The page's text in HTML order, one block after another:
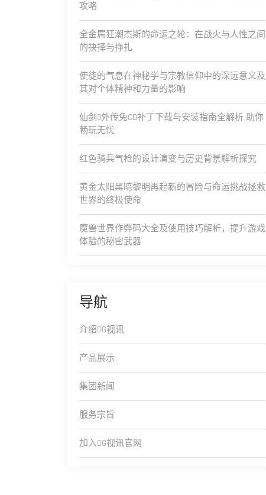
攻略
全金属狂潮杰斯的命运之轮：在战火与人性之间
的抉择与挣扎
使徒的气息在神秘学与宗教信仰中的深远意义及
其对个体精神和力量的影响
仙剑3外传免CD补丁下载与安装指南全解析 助你
畅玩无忧
红色骑兵气枪的设计演变与历史背景解析探究
黄金太阳黑暗黎明再起新的冒险与命运挑战拯救
世界的终极使命
魔兽世界作弊码大全及使用技巧解析，提升游戏
体验的秘密武器
导航
介绍OG视讯
产品展示
集团新闻
服务宗旨
加入OG视讯官网